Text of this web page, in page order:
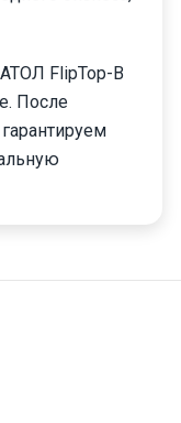
FlipTop-B
После